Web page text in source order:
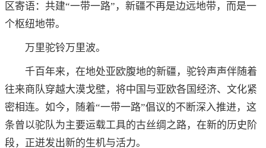
区寄语：共建“一带一路”，新疆不再是边远地带，而是一
个枢纽地带。
万里驼铃万里波。
千百年来，在地处亚欧腹地的新疆，驼铃声声伴随着
往来商队穿越大漠戈壁，将中国与亚欧各国经济、文化紧
密相连。如今，随着“一带一路”倡议的不断深入推进，这
条曾以驼队为主要运载工具的古丝绸之路，在新的历史阶
段，正迸发出新的生机与活力。